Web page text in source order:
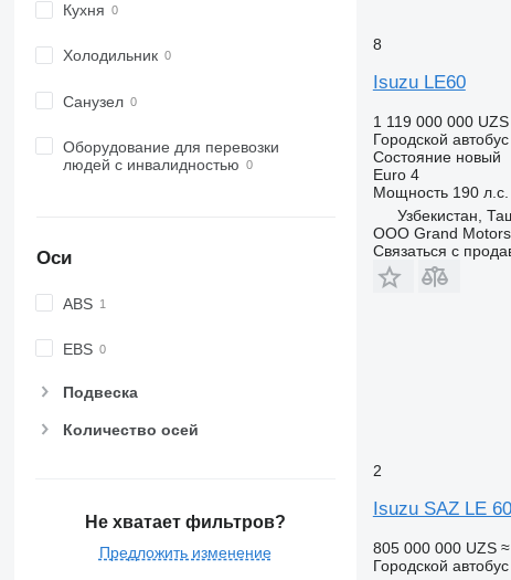
Кухня
Холодильник
Санузел
Оборудование для перевозки
людей с инвалидностью
Оси
ABS
EBS
Подвеска
Количество осей
Не хватает фильтров?
Предложить изменение
8
Isuzu LE60
1 119 000 000 UZS
Городской автобус
Состояниеновый
Euro 4
Мощность 190
Узбекистан,
OOO Grand Motors
Связаться с
2
Isuzu SAZ LE 60
805 000 000 UZS
Городской автобус